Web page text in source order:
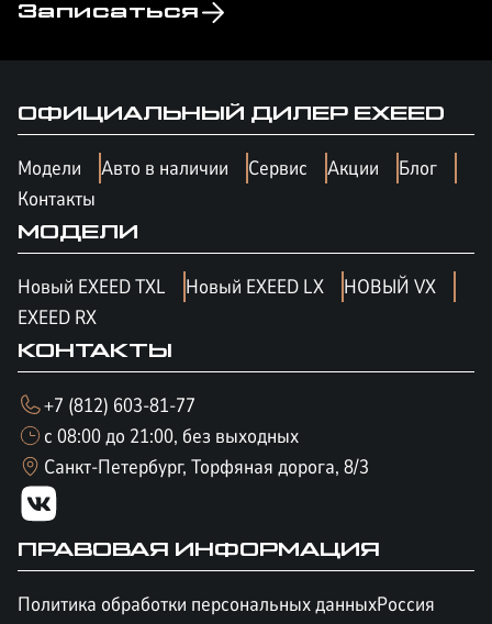
Записаться
ОФИЦИАЛЬНЫЙ ДИЛЕР EXEED
Модели Авто в наличии Сервис Акции
Блог
Контакты
МОДЕЛИ
Новый EXEED TXL Новый EXEED LX
НОВЫЙ VX
EXEED RX
КОНТАКТЫ
+7 (812) 603-81-77
с 08:00 до 21:00, без выходных
Санкт-Петербург, Торфяная дорога, 8/3
ПРАВОВАЯ ИНФОРМАЦИЯ
Политика обработки персональных данныхРоссия